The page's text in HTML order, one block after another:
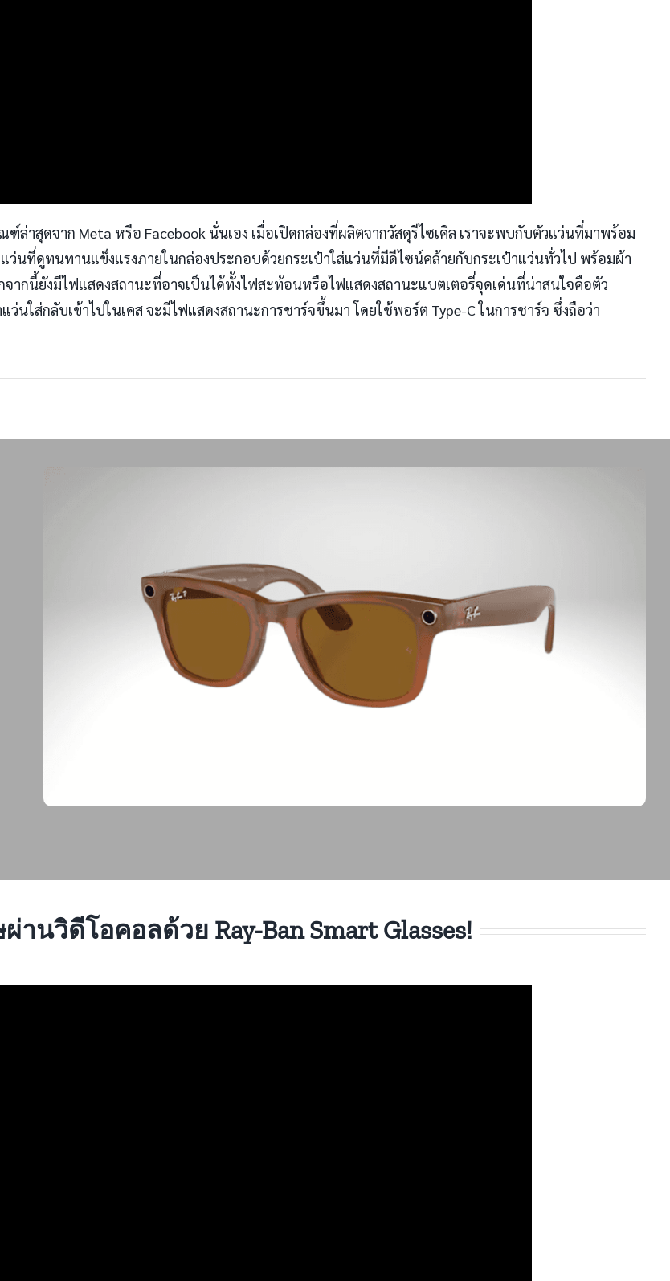
ล่าสุดจาก Meta หรือ Facebook นั่นเอง เมื่อเปิดกล่องที่ผลิตจากวัสดุรีไซเคิล เราจะพบกับตัวแว่นที่มาพร้อม
ว่นที่ดูทนทานแข็งแรงภายในกล่องประกอบด้วยกระเป๋าใส่แว่นที่มีดีไซน์คล้ายกับกระเป๋าแว่นทั่วไป พร้อมผ้า
ากนี้ยังมีไฟแสดงสถานะที่อาจเป็นได้ทั้งไฟสะท้อนหรือไฟแสดงสถานะแบตเตอรี่จุดเด่นที่น่าสนใจคือตัว
ใส่กลับเข้าไปในเคส จะมีไฟแสดงสถานะการชาร์จขึ้นมา โดยใช้พอร์ต Type-C ในการชาร์จ ซึ่งถือว่า
นวิดีโอคอลด้วย Ray-Ban Smart Glasses!